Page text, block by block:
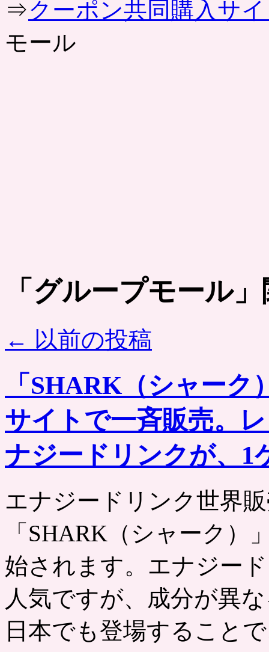
⇒クーポン共同購入サ
モール
「 グループモール」
← 以前の投稿
「SHARK（シャー
サイトで一斉販売。
ナジードリンクが、1
エナジードリンク世界
「SHARK（シャーク）
始されます。エナジー
人気ですが、成分が異
日本でも登場すること